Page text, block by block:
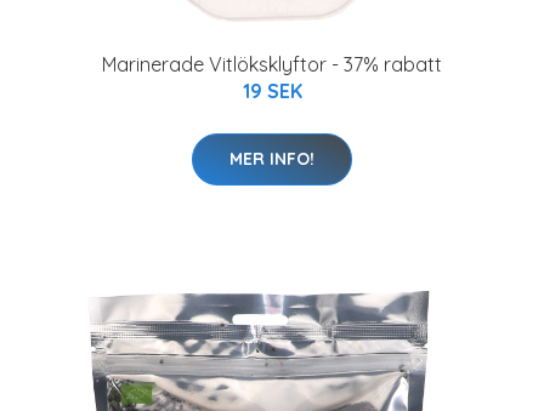
Marinerade Vitlöksklyftor - 37% rabatt
19 SEK
MER INFO!